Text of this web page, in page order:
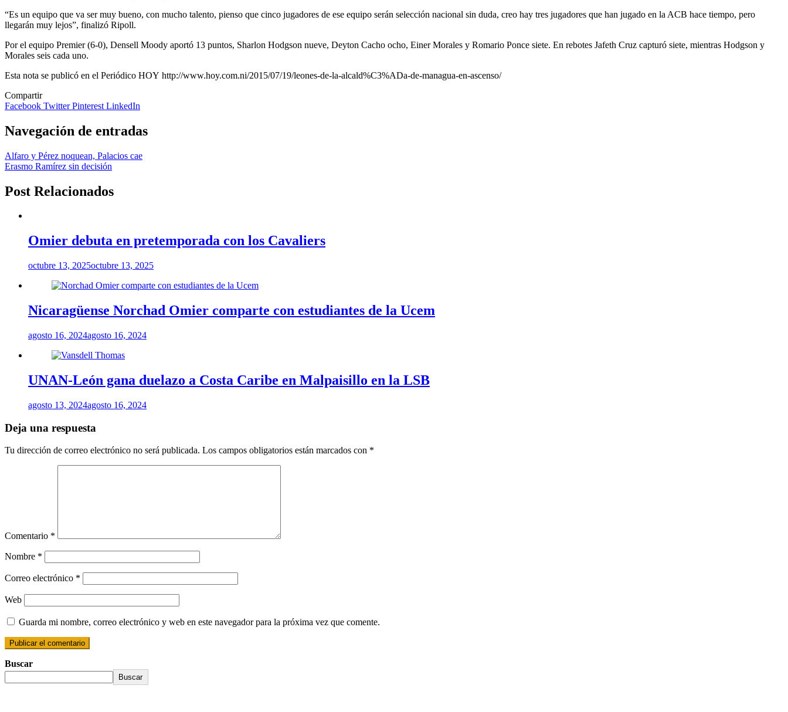
“Es un equipo que va ser muy bueno, con mucho talento, pienso que cinco jugadores de ese equipo serán selección nacional sin duda, creo hay tres jugadores que han jugado en la ACB hace tiempo, pero
llegarán muy lejos”, finalizó Ripoll.
Por el equipo Premier (6-0), Densell Moody aportó 13 puntos, Sharlon Hodgson nueve, Deyton Cacho ocho, Einer Morales y Romario Ponce siete. En rebotes Jafeth Cruz capturó siete, mientras Hodgson y
Morales seis cada uno.
Esta nota se publicó en el Periódico HOY http://www.hoy.com.ni/2015/07/19/leones-de-la-alcald%C3%ADa-de-managua-en-ascenso/
Compartir
Facebook TwitterPinterest LinkedIn
Navegación de entradas
Alfaro y Pérez noquean, Palacios cae
Erasmo Ramírez sin decisión
Post Relacionados
Omier debuta en pretemporada con los Cavaliers
octubre 13, 2025octubre 13, 2025
Nicaragüense Norchad Omier comparte con estudiantes de la Ucem
agosto 16, 2024agosto 16, 2024
UNAN-León gana duelazo a Costa Caribe en Malpaisillo en la LSB
agosto 13, 2024agosto 16, 2024
Deja una respuesta
Tu dirección de correo electrónico no será publicada. Los campos obligatorios están marcados con *
Comentario *
Nombre *
Correo electrónico *
Web
Guarda mi nombre, correo electrónico y web en este navegador para la próxima vez que comente.
Buscar
Buscar